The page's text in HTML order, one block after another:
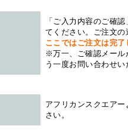
「ご入力内容のご確
てください。ご注文
ここではご注文は完
※万一、ご確認メール
う一度お問い合わせ
アフリカンスクエアー
さい。